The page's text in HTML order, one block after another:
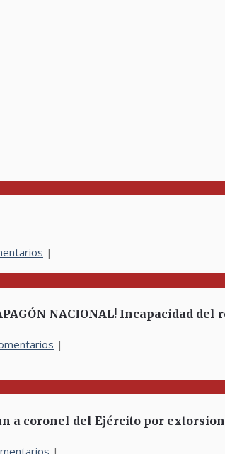
|
NACIONAL! Incapacidad
|
a coronel del Ejército por